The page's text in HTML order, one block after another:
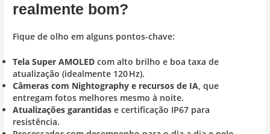
realmente bom?
Fique de olho em alguns pontos-chave:
Tela Super AMOLED com alto brilho e boa taxa de
atualização (idealmente 120 Hz).
Câmeras com Nightography e recursos de IA, que
entregam fotos melhores mesmo à noite.
Atualizações garantidas e certificação IP67 para
resistência.